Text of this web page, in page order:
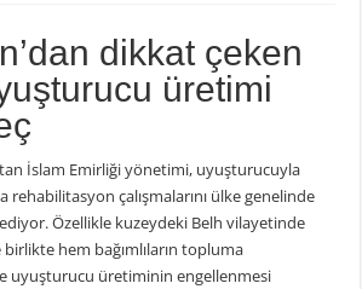
dikkat çeken
üretimi
İslam Emirliğiyönetimi, uyuşturucuyla
rehabilitasyon çalışmalarını ülke genelinde
Özellikle kuzeydeki Belh vilayetinde
hem bağımlıların topluma
uyuşturucu üretiminin engellenmesi